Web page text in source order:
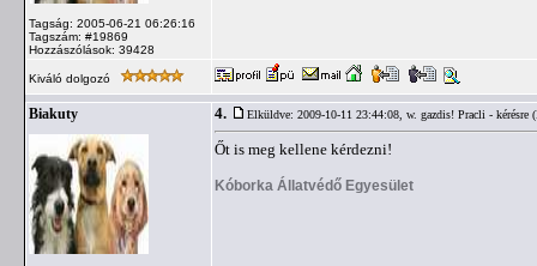
Tagság: 2005-06-21 06:26:16
Tagszám: #19869
Hozzászólások: 39428
Kiváló dolgozó
Biakuty 4. Elküldve: 2009-10-11 23:44:08, w. gazdis! Pracli - kérésre
Őt is meg kellene kérdezni!
Kóborka Állatvédő Egyesület